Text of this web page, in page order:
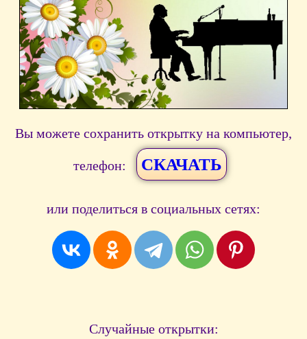
Вы можете сохранить открытку на компьютер,
телефон: СКАЧАТЬ
или поделиться в социальных сетях:
Случайные открытки: